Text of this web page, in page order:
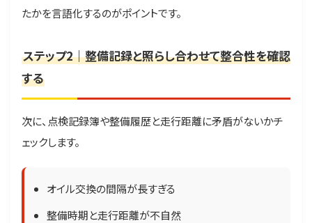
たかを言語化するのがポイントです。
ステップ2｜整備記録と照らし合わせて整合性を確認
する
次に、点検記録簿や整備履歴と走行距離に矛盾がないかチ
ェックします。
オイル交換の間隔が長すぎる
整備時期と走行距離が不自然